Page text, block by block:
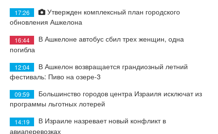
17:26
Утвержден комплексный план городского
обновления Ашкелона
16:44
В Ашкелоне автобус сбил трех женщин, одна
погибла
12:04
В Ашкелон возвращается грандиозный летний
фестиваль: Пиво на озере-3
09:59
Большинство городов центра Израиля исключат из
программы льготных лотерей
14:19
В Израиле назревает новый конфликт в
авиаперевозках